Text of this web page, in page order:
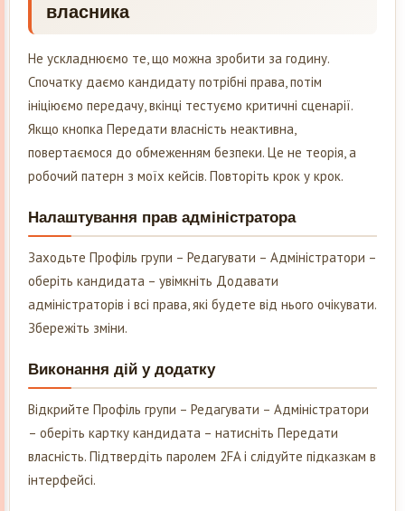
власника
Не ускладнюємо те, що можна зробити за годину.
Спочатку даємо кандидату потрібні права, потім
ініціюємо передачу, вкінці тестуємо критичні сценарії.
Якщо кнопка Передати власність неактивна,
повертаємося до обмеженням безпеки. Це не теорія, а
робочий патерн з моїх кейсів. Повторіть крок у крок.
Налаштування прав адміністратора
Заходьте Профіль групи – Редагувати – Адміністратори –
оберіть кандидата – увімкніть Додавати
адміністраторів і всі права, які будете від нього очікувати.
Збережіть зміни.
Виконання дій у додатку
Відкрийте Профіль групи – Редагувати – Адміністратори
– оберіть картку кандидата – натисніть Передати
власність. Підтвердіть паролем 2FA і слідуйте підказкам в
інтерфейсі.